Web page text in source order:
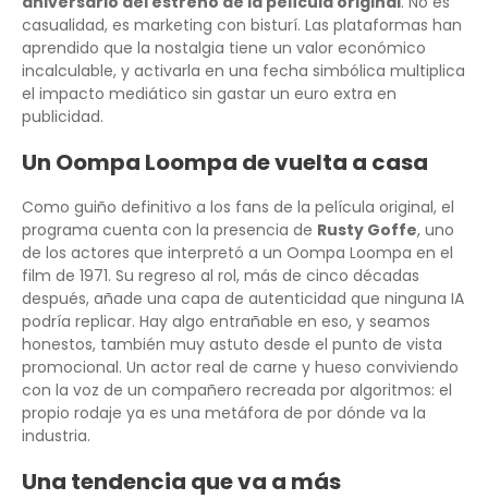
casualidad, es marketing con bisturí. Las plataformas han
aprendido que la nostalgia tiene un valor económico
incalculable, y activarla en una fecha simbólica multiplica
el impacto mediático sin gastar un euro extra en
publicidad.
Un Oompa Loompa de vuelta a casa
Como guiño definitivo a los fans de la película original, el
programa cuenta con la presencia de Rusty Goffe, uno
de los actores que interpretó a un Oompa Loompa en el
film de 1971. Su regreso al rol, más de cinco décadas
después, añade una capa de autenticidad que ninguna IA
podría replicar. Hay algo entrañable en eso, y seamos
honestos, también muy astuto desde el punto de vista
promocional. Un actor real de carne y hueso conviviendo
con la voz de un compañero recreada por algoritmos: el
propio rodaje ya es una metáfora de por dónde va la
industria.
Una tendencia que va a más